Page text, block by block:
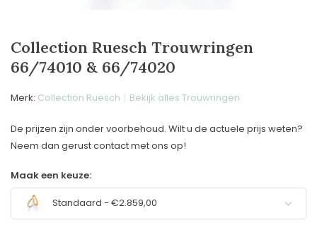
Collection Ruesch Trouwringen
66/74010 & 66/74020
Merk: Collection Ruesch Bekijk alles Trouwringen
De prijzen zijn onder voorbehoud. Wilt u de actuele prijs weten?
Neem dan gerust contact met ons op!
Maak een keuze:
Standaard - €2.859,00